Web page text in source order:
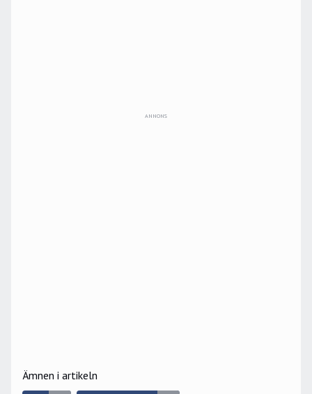
ANNONS
Ämnen i artikeln